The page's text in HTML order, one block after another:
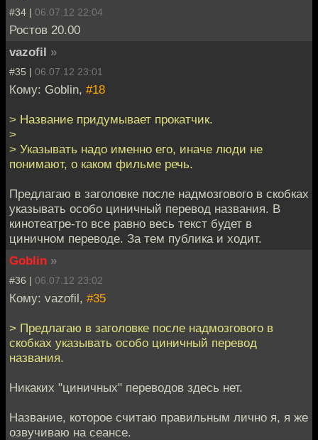
#34 | 06.07.12 22:04
Ростов 20.00
vazofil »
#35 | 06.07.12 23:01
Кому: Goblin, #18
> Название придумывает прокатчик.
>
> Указывать надо именно его, иначе люди не
понимают, о каком фильме речь.
Предлагаю в заголовке после надмозгового в скобках
указывать особо циничный перевод названия. В
кинотеатре-то все равно весь текст будет в
циничном переводе. За тем публика и ходит.
Goblin »
#36 | 06.07.12 23:02
Кому: vazofil, #35
> Предлагаю в заголовке после надмозгового в
скобках указывать особо циничный перевод
названия.
Никаких "циничных" переводов здесь нет.
Название, которое считаю правильным лично я, я же
озвучиваю на сеансе.